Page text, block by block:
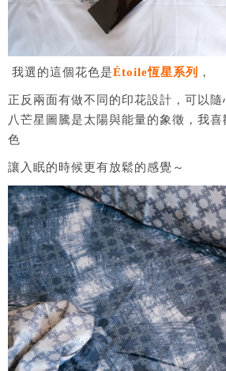
我選的這個花色是Étoile恆星系列 ，
正反兩面有做不同的印花設計，可以
八芒星圖騰是太陽與能量的象徵，我
色
讓入眠的時候更有放鬆的感覺～